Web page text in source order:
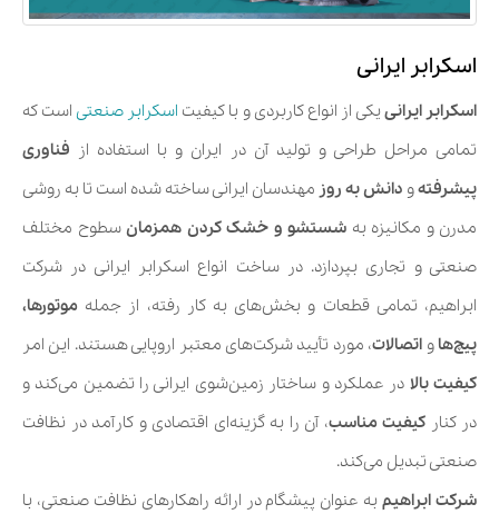
اسکرابر ایرانی
اسکرابر ایرانییکی از انواع کاربردی و با کیفیت اسکرابر صنعتیاست که
تمامی مراحل طراحی و تولید آن در ایران و با استفاده از فناوری
پیشرفتهو دانش به روز مهندسان ایرانی ساخته شده است تا به روشی
مدرن و مکانیزه به شستشو و خشک کردن همزمان سطوح مختلف
صنعتی و تجاری بپردازد. در ساخت انواع اسکرابر ایرانی در شرکت
ابراهیم، تمامی قطعات و بخش‌های به کار رفته، از جمله موتورها،
پیچ‌هاو اتصالات، مورد تأیید شرکت‌های معتبر اروپایی هستند. این امر
کیفیت بالا در عملکرد و ساختار زمین‌شوی ایرانی را تضمین می‌کند و
در کنار کیفیت مناسب، آن را به گزینه‌ای اقتصادی و کارآمد در نظافت
صنعتی تبدیل می‌کند.
شرکت ابراهیمبه عنوان پیشگام در ارائه راهکارهای نظافت صنعتی، با